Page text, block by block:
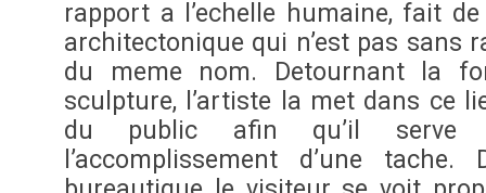
rapport a l’echelle humaine, fait
architectonique qui n’est pas sans
du meme nom. Detournant la
sculpture, l’artiste la met dans ce
du public afin qu’il serve
l’accomplissement d’une